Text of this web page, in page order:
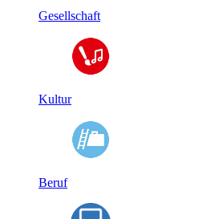
Gesellschaft
Kultur
Beruf